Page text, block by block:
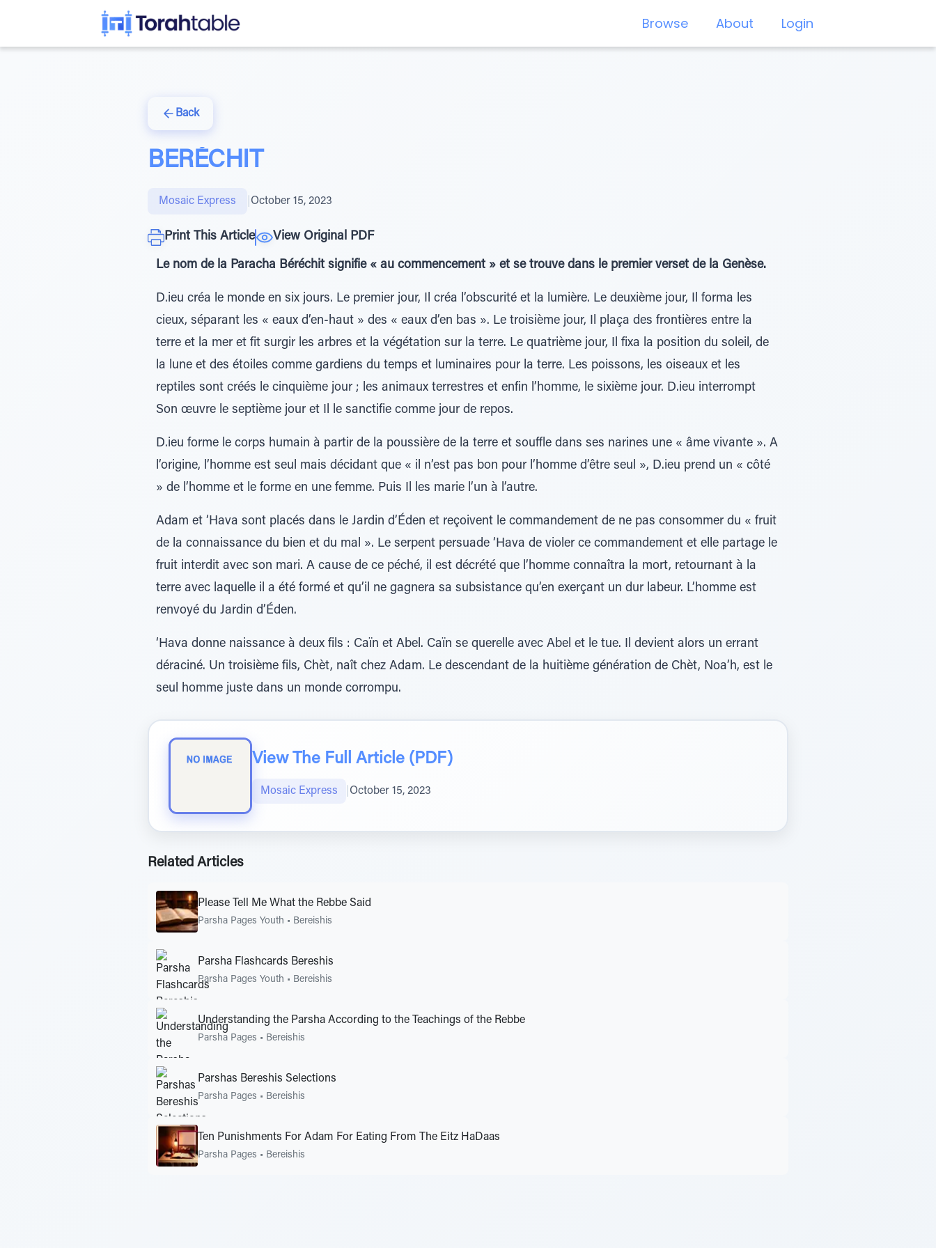
Browse About Login
Back
BERÉCHIT
Mosaic Express October 15, 2023
Print This Article View Original PDF
Le nom de la Paracha Béréchit signifie « au commencement » et se trouve dans le premier verset de la Genèse.
D.ieu créa le monde en six jours. Le premier jour, Il créa l’obscurité et la lumière. Le deuxième jour, Il forma les
cieux, séparant les « eaux d’en-haut » des « eaux d’en bas ». Le troisième jour, Il plaça des frontières entre la
terre et la mer et fit surgir les arbres et la végétation sur la terre. Le quatrième jour, Il fixa la position du soleil, de
la lune et des étoiles comme gardiens du temps et luminaires pour la terre. Les poissons, les oiseaux et les
reptiles sont créés le cinquième jour ; les animaux terrestres et enfin l’homme, le sixième jour. D.ieu interrompt
Son œuvre le septième jour et Il le sanctifie comme jour de repos.
D.ieu forme le corps humain à partir de la poussière de la terre et souffle dans ses narines une « âme vivante ». A
l’origine, l’homme est seul mais décidant que « il n’est pas bon pour l’homme d’être seul », D.ieu prend un « côté
» de l’homme et le forme en une femme. Puis Il les marie l’un à l’autre.
Adam et ‘Hava sont placés dans le Jardin d’Éden et reçoivent le commandement de ne pas consommer du « fruit
de la connaissance du bien et du mal ». Le serpent persuade ‘Hava de violer ce commandement et elle partage le
fruit interdit avec son mari. A cause de ce péché, il est décrété que l’homme connaîtra la mort, retournant à la
terre avec laquelle il a été formé et qu’il ne gagnera sa subsistance qu’en exerçant un dur labeur. L’homme est
renvoyé du Jardin d’Éden.
‘Hava donne naissance à deux fils : Caïn et Abel. Caïn se querelle avec Abel et le tue. Il devient alors un errant
déraciné. Un troisième fils, Chèt, naît chez Adam. Le descendant de la huitième génération de Chèt, Noa’h, est le
seul homme juste dans un monde corrompu.
View The Full Article (PDF)
Mosaic Express October 15, 2023
Related Articles
Please Tell Me What the Rebbe Said
Parsha Pages Youth • Bereishis
Parsha Flashcards Bereshis
Parsha Pages Youth • Bereishis
Understanding the Parsha According to the Teachings of the Rebbe
Parsha Pages • Bereishis
Parshas Bereshis Selections
Parsha Pages • Bereishis
Ten Punishments For Adam For Eating From The Eitz HaDaas
Parsha Pages • Bereishis